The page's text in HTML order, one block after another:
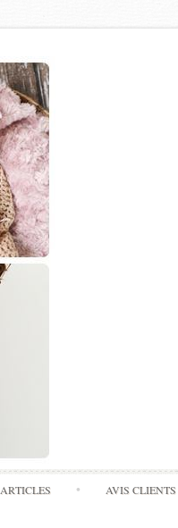
ARTICLES AVIS CLIENTS